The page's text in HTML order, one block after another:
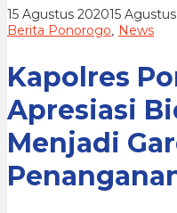
Garda
Terdepan
Penanganan
15 Agustus 202015
Berita Ponorogo, News
Kapolres
Apresiasi
Menjadi